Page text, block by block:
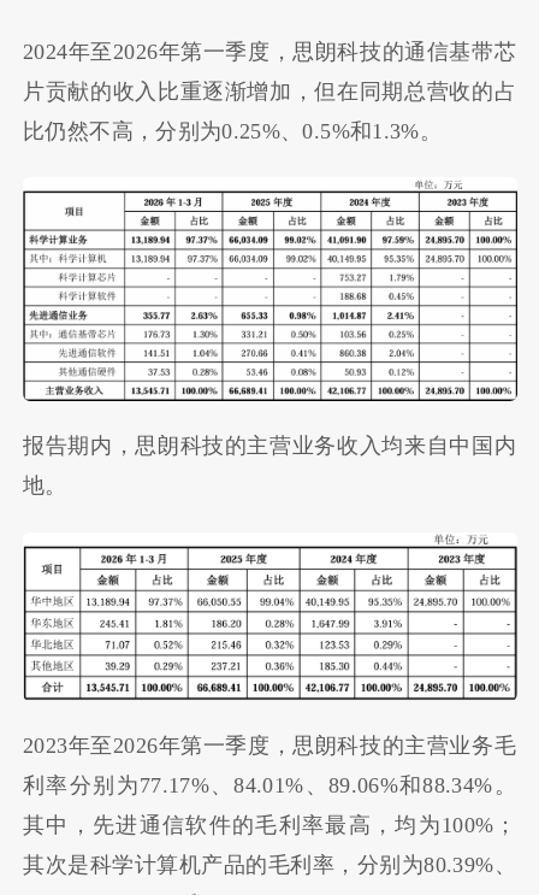
2024年至2026年第一季度，思朗科技的通信基带芯
片贡献的收入比重逐渐增加，但在同期总营收的占
比仍然不高，分别为0.25%、0.5%和1.3%。
报告期内，思朗科技的主营业务收入均来自中国内
地。
2023年至2026年第一季度，思朗科技的主营业务毛
利率分别为77.17%、84.01%、89.06%和88.34%。
其中，先进通信软件的毛利率最高，均为100%；
其次是科学计算机产品的毛利率，分别为80.39%、